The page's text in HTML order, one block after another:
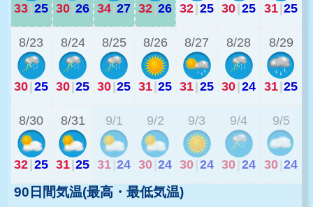
33|25 30|26 34|27 32|26 32|25 30|25 31|25
8/23
30|25
8/24
30|25
8/25
30|25
8/26
31|25
8/27
31|25
8/28
30|24
8/29
31|25
8/30
32|25
8/31
31|25
9/1
31 24
9/2
30 24
9/3
30 24
9/4
30 24
9/5
30 24
90日間気温(最高・最低気温)